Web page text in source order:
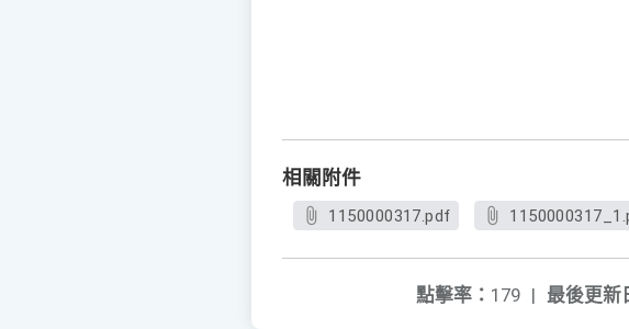
相關附件
1150000317.pdf
最後更新
點擊率： 179 |